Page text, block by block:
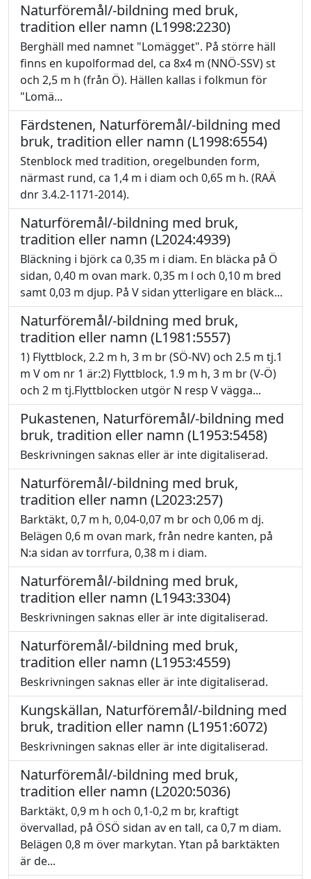
Naturföremål/-bildning med bruk,
tradition eller namn (L1998:2230)
Berghäll med namnet "Lomägget". På större häll
finns en kupolformad del, ca 8x4 m (NNÖ-SSV) st
och 2,5 m h (från Ö). Hällen kallas i folkmun för
"Lomä...
Färdstenen, Naturföremål/-bildning med
bruk, tradition eller namn (L1998:6554)
Stenblock med tradition, oregelbunden form,
närmast rund, ca 1,4 m i diam och 0,65 m h. (RAÄ
dnr 3.4.2-1171-2014).
Naturföremål/-bildning med bruk,
tradition eller namn (L2024:4939)
Bläckning i björk ca 0,35 m i diam. En bläcka på Ö
sidan, 0,40 m ovan mark. 0,35 m l och 0,10 m bred
samt 0,03 m djup. På V sidan ytterligare en bläck...
Naturföremål/-bildning med bruk,
tradition eller namn (L1981:5557)
1) Flyttblock, 2.2 m h, 3 m br (SÖ-NV) och 2.5 m tj.1
m V om nr 1 är:2) Flyttblock, 1.9 m h, 3 m br (V-Ö)
och 2 m tj.Flyttblocken utgör N resp V vägga...
Pukastenen, Naturföremål/-bildning med
bruk, tradition eller namn (L1953:5458)
Beskrivningen saknas eller är inte digitaliserad.
Naturföremål/-bildning med bruk,
tradition eller namn (L2023:257)
Barktäkt, 0,7 m h, 0,04-0,07 m br och 0,06 m dj.
Belägen 0,6 m ovan mark, från nedre kanten, på
N:a sidan av torrfura, 0,38 m i diam.
Naturföremål/-bildning med bruk,
tradition eller namn (L1943:3304)
Beskrivningen saknas eller är inte digitaliserad.
Naturföremål/-bildning med bruk,
tradition eller namn (L1953:4559)
Beskrivningen saknas eller är inte digitaliserad.
Kungskällan, Naturföremål/-bildning med
bruk, tradition eller namn (L1951:6072)
Beskrivningen saknas eller är inte digitaliserad.
Naturföremål/-bildning med bruk,
tradition eller namn (L2020:5036)
Barktäkt, 0,9 m h och 0,1-0,2 m br, kraftigt
övervallad, på ÖSÖ sidan av en tall, ca 0,7 m diam.
Belägen 0,8 m över markytan. Ytan på barktäkten
är de...